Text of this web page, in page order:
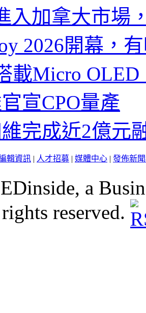
入加拿大市場
2026開幕，
載Micro
宣CPO量產
完成近2億元
輯資訊 | 人才招募 | 媒體中心 | 發佈新
a
reserved.